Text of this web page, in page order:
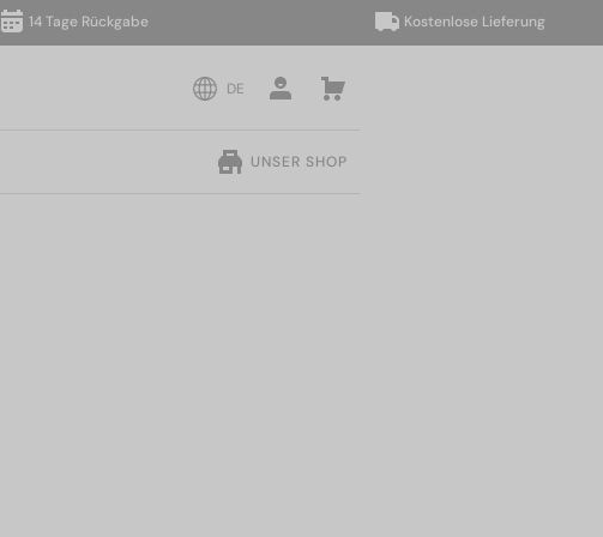
14 Tage Rückgabe Kostenlose Lieferung
DE
UNSER SHOP